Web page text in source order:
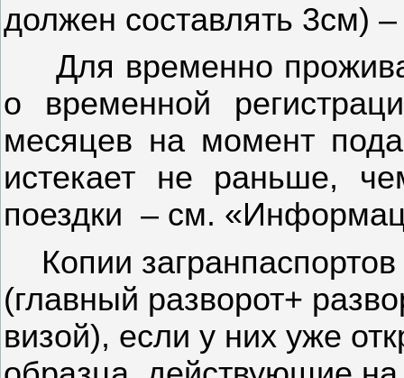
должен составлять 3см)
Для временно
о временной
месяцев на момент
истекает не раньше,
поездки – см.
Копии
(главный разворот+
визой), если у них уже